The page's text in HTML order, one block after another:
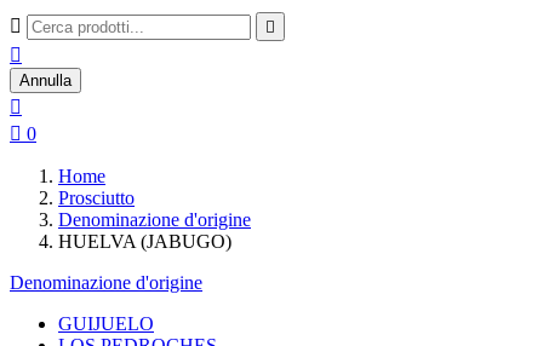
 

Annulla

 0
Home
Prosciutto
Denominazione d'origine
HUELVA (JABUGO)
Denominazione d'origine
GUIJUELO